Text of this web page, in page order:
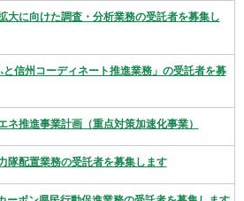
大に向けた調査・分析業務の受託者を募集し
信州コーディネート推進業務」の受託者を募
ネ推進事業計画（重点対策加速化事業）
隊配置業務の受託者を募集します